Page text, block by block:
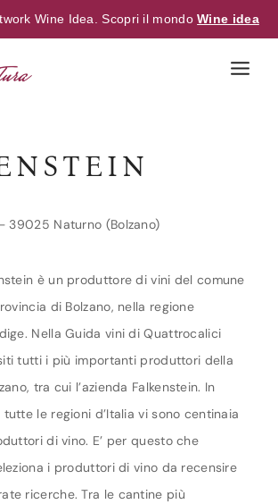
Wine Idea. Scopri il mondoWine idea
39025 Naturno (Bolzano)
è un produttore di vini del comune
di Bolzano, nella regione
Nella Guida vini di Quattrocalici
tutti i più importanti produttori della
tra cui l’azienda Falkenstein. In
le regioni d’Italia vi sono centinaia
di vino. E’ per questo che
i produttori di vino da recensire
ricerche. Tra le cantine più